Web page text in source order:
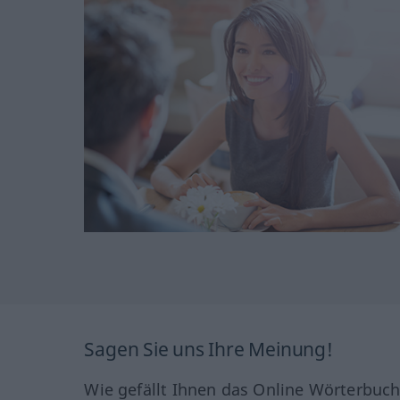
Sagen Sie uns Ihre Meinung!
Wie gefällt Ihnen das Online